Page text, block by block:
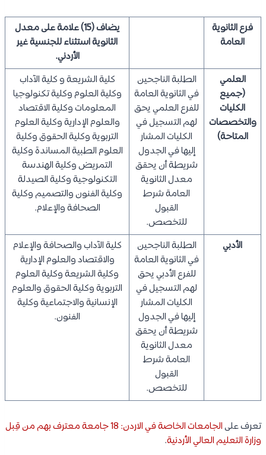
فرع الثانوية
العامة
يضاف (15) علامة على معدل
الثانوية استثناء للجنسية غير
الأردني.
العلمي
(جميع
الكليات
والتخصصات
المتاحة)
الطلبة الناجحين
في الثانوية العامة
للفرع العلمي يحق
لهم التسجيل في
الكليات المشار
إليها في الجدول
شريطة أن يحقق
معدل الثانوية
العامة شرط
القبول
للتخصص.
كلية الشريعة و كلية الآداب
وكلية العلوم وكلية تكنولوجيا
المعلومات وكلية الاقتصاد
والعلوم الإدارية وكلية العلوم
التربوية وكلية الحقوق وكلية
العلوم الطبية المساندة وكلية
التمريض وكلية الهندسة
التكنولوجية وكلية الصيدلة
وكلية الفنون والتصميم وكلية
الصحافة والإعلام.
الأدبي
الطلبة الناجحين
في الثانوية العامة
للفرع الأدبي يحق
لهم التسجيل في
الكليات المشار
إليها في الجدول
شريطة أن يحقق
معدل الثانوية
العامة شرط
القبول
للتخصص.
كلية الآداب والصحافة والإعلام
والاقتصاد والعلوم الإدارية
وكلية الشريعة وكلية العلوم
التربوية وكلية الحقوق والعلوم
الإنسانية والاجتماعية وكلية
الفنون.
تعرف على
الجامعات الخاصة في الاردن: 18 جامعة معترف بهم من قِبل
وزارة التعليم العالي الأردنية.